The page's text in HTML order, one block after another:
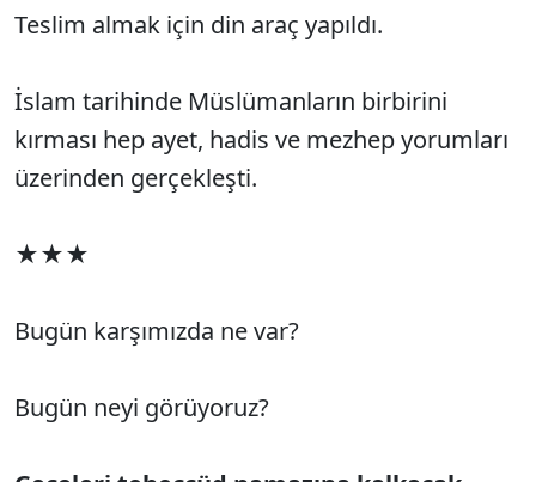
Teslim almak için din araç yapıldı.
İslam tarihinde Müslümanların birbirini
kırması hep ayet, hadis ve mezhep yorumları
üzerinden gerçekleşti.
★★★
Bugün karşımızda ne var?
Bugün neyi görüyoruz?